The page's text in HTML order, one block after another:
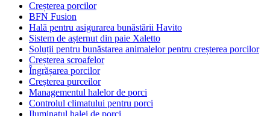
Creșterea porcilor
BFN Fusion
Hală pentru asigurarea bunăstării Havito
Sistem de așternut din paie Xaletto
Soluții pentru bunăstarea animalelor pentru creșterea porcilor
Creșterea scroafelor
Îngrășarea porcilor
Creșterea purceilor
Managementul halelor de porci
Controlul climatului pentru porci